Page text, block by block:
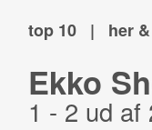
top 10 | her
Ekko
1 - 2 ud af